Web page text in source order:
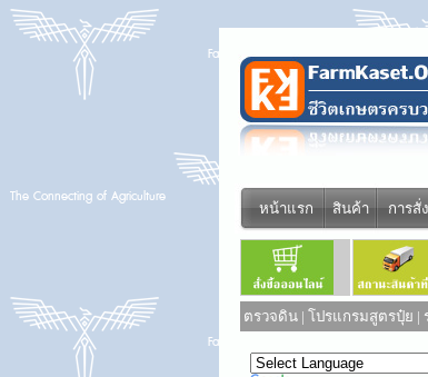
หน้าแรก สินค้า การสั่
ตรวจดิน | โปรแกรมสูตรปุ๋ย |